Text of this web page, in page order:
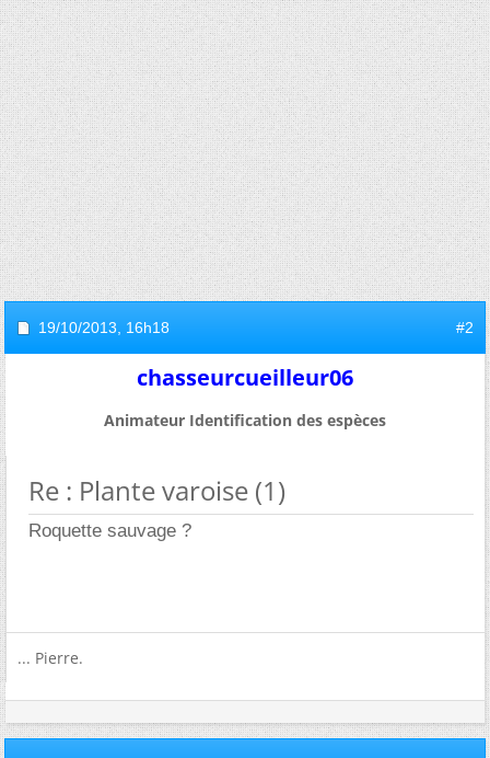
19/10/2013, 16h18 #2
chasseurcueilleur06
Animateur Identification des espèces
Re : Plante varoise (1)
Roquette sauvage ?
... Pierre.